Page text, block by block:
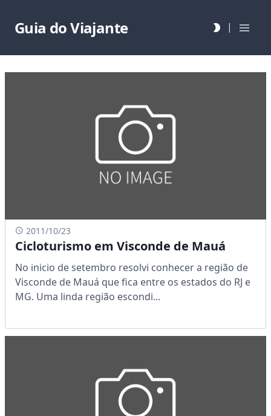
Guia do Viajante |
2011/10/23
Cicloturismo em Visconde de Mauá
No inicio de setembro resolvi conhecer a região de
Visconde de Mauá que fica entre os estados do RJ e
MG. Uma linda região escondi...